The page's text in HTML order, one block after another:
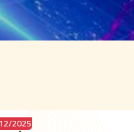
2025/FEB/12